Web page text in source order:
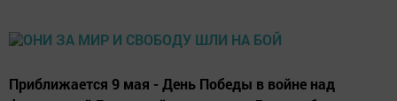
Приближается 9 мая - День Победы в войне над